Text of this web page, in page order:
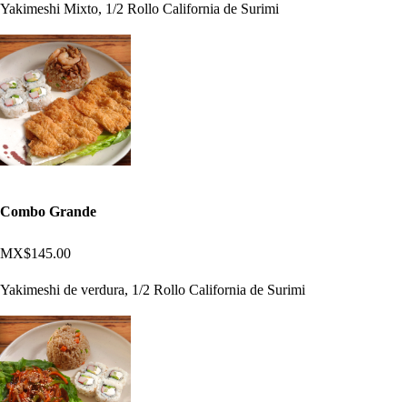
Yakimeshi Mixto, 1/2 Rollo California de Surimi
Combo Grande
MX$145.00
Yakimeshi de verdura, 1/2 Rollo California de Surimi